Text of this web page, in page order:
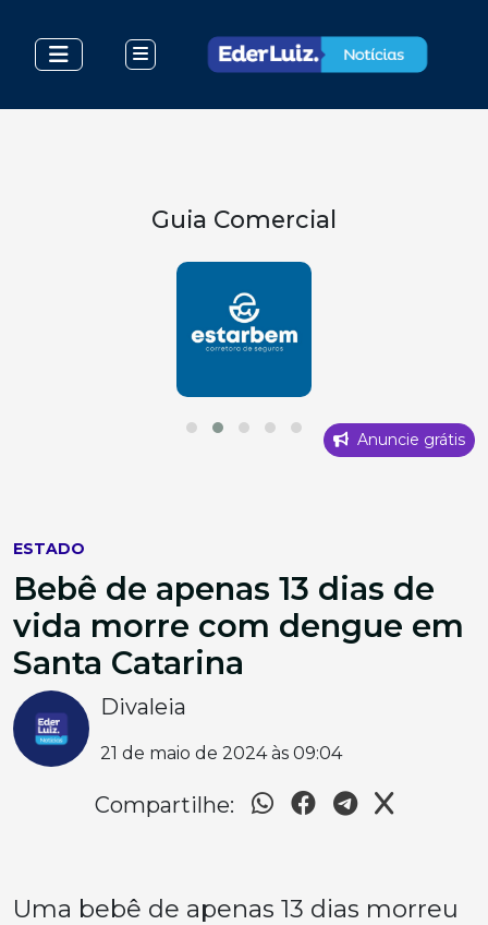
Guia Comercial
Anuncie grátis
ESTADO
Bebê de apenas 13 dias de
vida morre com dengue em
Santa Catarina
Divaleia
21 de maio de 2024 às 09:04
Compartilhe:
Uma bebê de apenas 13 dias morreu